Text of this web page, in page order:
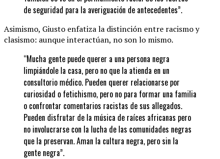
de seguridad para la averiguación de antecedentes”.
Asimismo, Giusto enfatiza la distinción entre racismo y
clasismo: aunque interactúan, no son lo mismo.
“Mucha gente puede querer a una persona negra
limpiándole la casa, pero no que la atienda en un
consultorio médico. Pueden querer relacionarse por
curiosidad o fetichismo, pero no para formar una familia
o confrontar comentarios racistas de sus allegados.
Pueden disfrutar de la música de raíces africanas pero
no involucrarse con la lucha de las comunidades negras
que la preservan. Aman la cultura negra, pero sin la
gente negra”.